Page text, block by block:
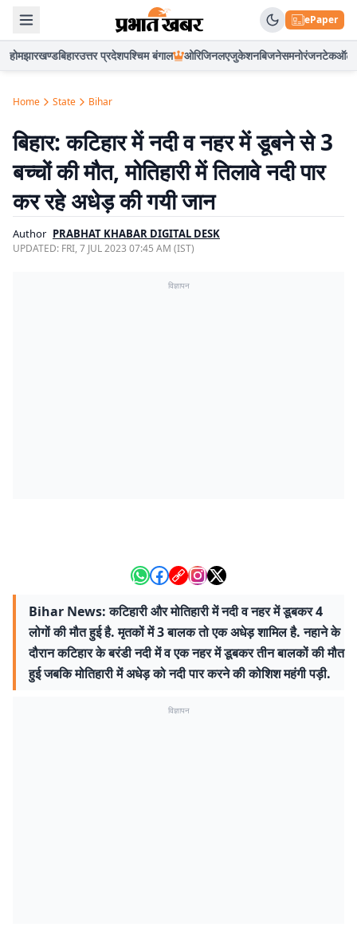
ePaper
होमझारखण्डबिहारउत्तर प्रदेशपश्चिम बंगाल ओरिजिनलएजुकेशनबिजनेसमनोरंजनटेकऑटो
Home State Bihar
बिहार: कटिहार में नदी व नहर में डूबने से 3
बच्चों की मौत, मोतिहारी में तिलावे नदी पार
कर रहे अधेड़ की गयी जान
Author PRABHAT KHABAR DIGITAL DESK
UPDATED: FRI, 7 JUL 2023 07:45 AM (IST)
विज्ञापन
Bihar News: कटिहारी और मोतिहारी में नदी व नहर में डूबकर 4
लोगों की मौत हुई है. मृतकों में 3 बालक तो एक अधेड़ शामिल है. नहाने के
दौरान कटिहार के बरंडी नदी में व एक नहर में डूबकर तीन बालकों की मौत
हुई जबकि मोतिहारी में अधेड़ को नदी पार करने की कोशिश महंगी पड़ी.
विज्ञापन